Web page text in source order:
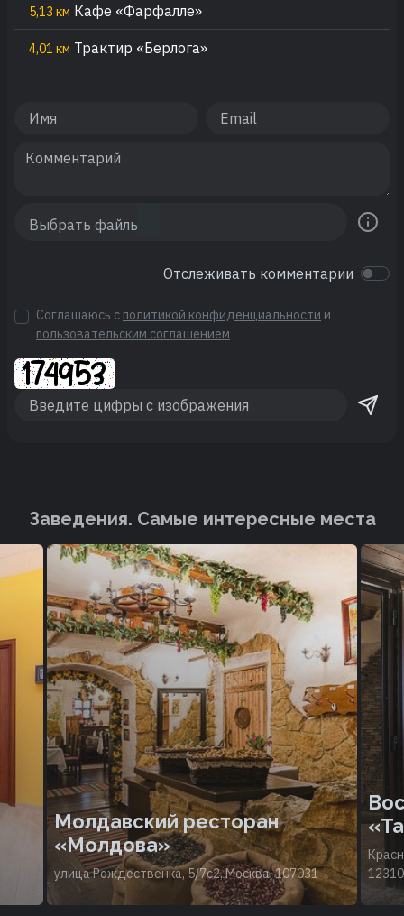
5,13 км Кафе «Фарфалле»
4,01 км Трактир «Берлога»
Отслеживать комментарии
Соглашаюсь с политикой конфиденциальности и
пользовательским соглашением
Заведения. Cамые интересные места
Молдавский ресторан
«Молдова»
улица Рождественка, 5/7с2, Москва, 107031